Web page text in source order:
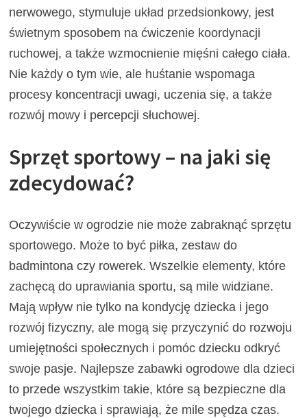
nerwowego, stymuluje układ przedsionkowy, jest
świetnym sposobem na ćwiczenie koordynacji
ruchowej, a także wzmocnienie mięśni całego ciała.
Nie każdy o tym wie, ale huśtanie wspomaga
procesy koncentracji uwagi, uczenia się, a także
rozwój mowy i percepcji słuchowej.
Sprzęt sportowy – na jaki się
zdecydować?
Oczywiście w ogrodzie nie może zabraknąć sprzętu
sportowego. Może to być piłka, zestaw do
badmintona czy rowerek. Wszelkie elementy, które
zachęcą do uprawiania sportu, są mile widziane.
Mają wpływ nie tylko na kondycję dziecka i jego
rozwój fizyczny, ale mogą się przyczynić do rozwoju
umiejętności społecznych i pomóc dziecku odkryć
swoje pasje. Najlepsze zabawki ogrodowe dla dzieci
to przede wszystkim takie, które są bezpieczne dla
twojego dziecka i sprawiają, że mile spędza czas.